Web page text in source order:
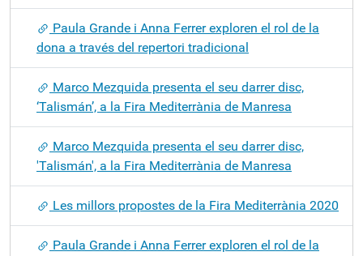
Paula Grande i Anna Ferrer exploren el rol de la
dona a través del repertori tradicional
Marco Mezquida presenta el seu darrer disc,
‘Talismán’, a la Fira Mediterrània de Manresa
Marco Mezquida presenta el seu darrer disc,
'Talismán', a la Fira Mediterrània de Manresa
Les millors propostes de la Fira Mediterrània 2020
Paula Grande i Anna Ferrer exploren el rol de la